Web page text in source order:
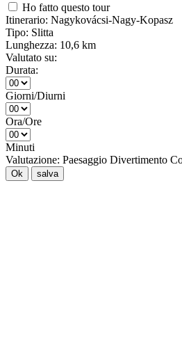
Ho fatto questo tour
Itinerario: Nagykovácsi-Nagy-Kopasz
Tipo: Slitta
Lunghezza: 10,6 km
Valutato su:
Durata:
Giorni/Diurni
Ora/Ore
Minuti
Valutazione: Paesaggio Divertimento
Ok salva